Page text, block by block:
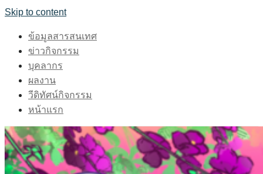
Skip to content
ข้อมูลสารสนเทศ
ข่าวกิจกรรม
บุคลากร
ผลงาน
วีดิทัศน์กิจกรรม
หน้าแรก